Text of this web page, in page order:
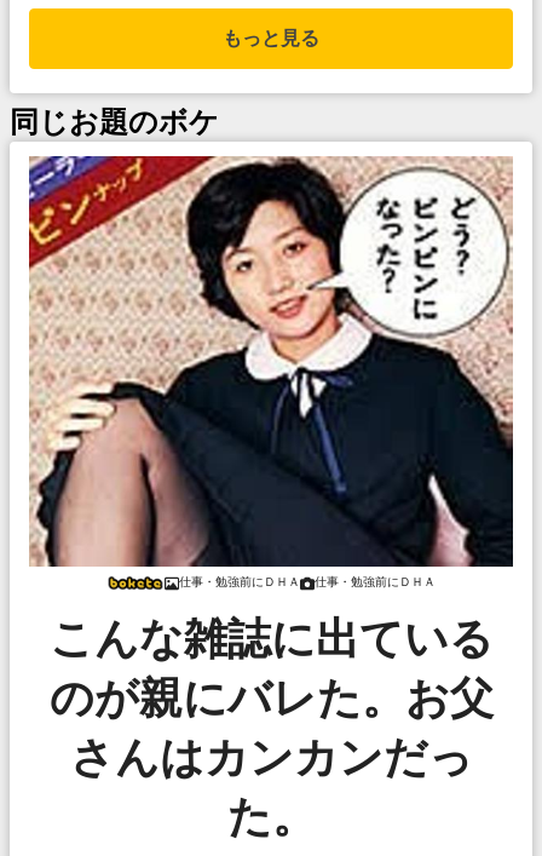
もっと見る
同じお題のボケ
仕事・勉強前にＤＨＡ 仕事・勉強前にＤＨＡ
こんな雑誌に出ている
のが親にバレた。お父
さんはカンカンだっ
た。